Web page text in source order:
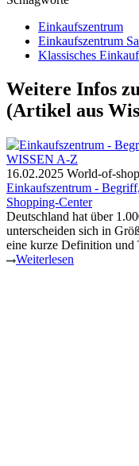
Einkaufszentrum
Einkaufszentrum
Klassisches
Weitere Infos
(Artikel aus
16.02.2025 World-of-
Einkaufszentrum -
Shopping-Center
Deutschland hat über
unterscheiden sich in
eine kurze Definition und
Weiterlesen